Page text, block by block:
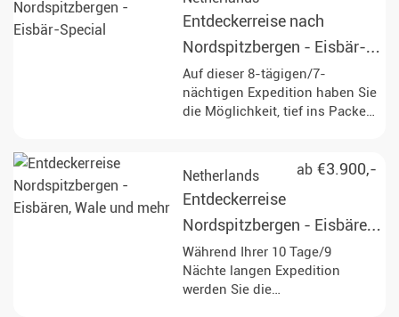
Entdeckerreise nach
Nordspitzbergen - Eisbär-
Special
Auf dieser 8-tägigen/7-
nächtigen Expedition haben Sie
die Möglichkeit, tief ins Packeis
Spitzbergens, mit etwas Glück
hautnah zu erleben. Genießen
Sie unvergessliche Erlebnisse
entdecken Sie die arktische
Wildnis!
ab €3.900,-
Netherlands
Entdeckerreise
Nordspitzbergen - Eisbären,
Wale und mehr
Während Ihrer 10 Tage/9
Nächte langen Expedition
werden Sie die